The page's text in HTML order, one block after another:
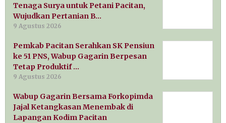
Tenaga Surya untuk Petani Pacitan,
Wujudkan Pertanian B…
9 Agustus 2026
Pemkab Pacitan Serahkan SK Pensiun
ke 51 PNS, Wabup Gagarin Berpesan
Tetap Produktif …
9 Agustus 2026
Wabup Gagarin Bersama Forkopimda
Jajal Ketangkasan Menembak di
Lapangan Kodim Pacitan